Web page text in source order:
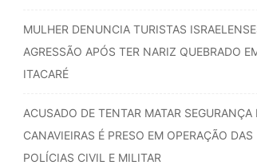
MULHER DENUNCIA TURISTAS
AGRESSÃO APÓS TER NARIZ QUEBRADO
ITACARÉ
ACUSADO DE TENTAR MATAR SEGURANÇA
CANAVIEIRAS É PRESO EM OPERAÇÃO DAS
POLÍCIAS CIVIL E MILITAR